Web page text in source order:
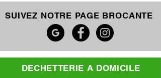
SUIVEZ NOTRE PAGE BROCANTE
DECHETTERIE A DOMICILE